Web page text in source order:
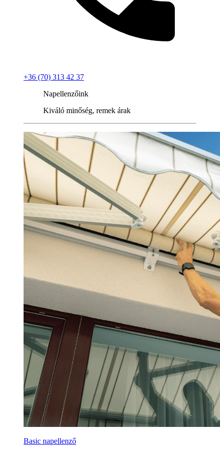
+36 (70) 313 42 37
Napellenzőink
Kiváló minőség, remek árak
Basic napellenző